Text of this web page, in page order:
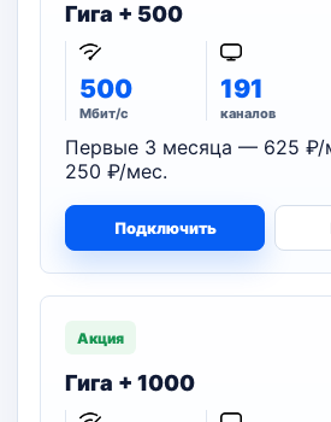
Гига + 500
500
Мбит/с
191
каналов
Первые 3 месяца — 625 ₽/
250 ₽/мес.
Подключить
Акция
Гига + 1000